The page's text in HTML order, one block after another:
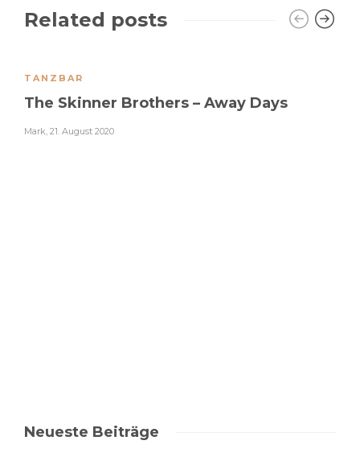
Related posts
TANZBAR
The Skinner Brothers – Away Days
Mark, 21. August 2020
Neueste Beiträge